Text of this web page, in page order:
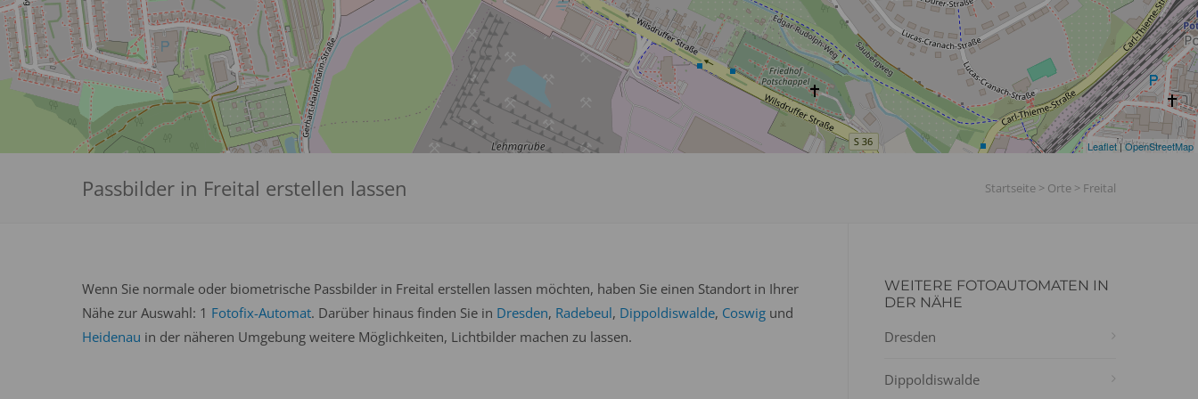
Leaflet|OpenStreetMap
Passbilder in Freital erstellen lassen Startseite > Orte > Freital
Wenn Sie normale oder biometrische Passbilder in Freital erstellen lassen möchten, haben Sie einen Standort in Ihrer
Nähe zur Auswahl: 1 Fotofix-Automat. Darüber hinaus finden Sie in Dresden, Radebeul, Dippoldiswalde, Coswig und
Heidenau in der näheren Umgebung weitere Möglichkeiten, Lichtbilder machen zu lassen.
WEITERE FOTOAUTOMATEN IN
DER NÄHE
Dresden
Dippoldiswalde